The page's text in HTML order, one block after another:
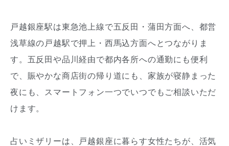
戸越銀座駅は東急池上線で五反田・蒲田方面へ、都営
浅草線の戸越駅で押上・西馬込方面へとつながりま
す。五反田や品川経由で都内各所への通勤にも便利
で、賑やかな商店街の帰り道にも、家族が寝静まった
夜にも、スマートフォン一つでいつでもご相談いただ
けます。
占いミザリーは、戸越銀座に暮らす女性たちが、活気